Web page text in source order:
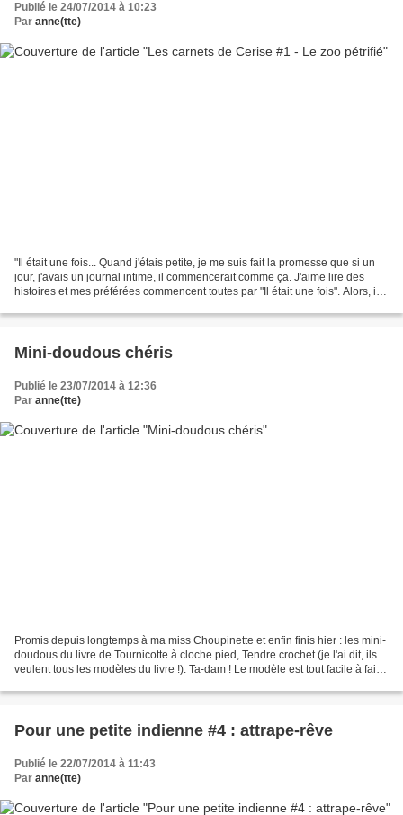
Publié le 24/07/2014 à 10:23
Par anne(tte)
"Il était une fois... Quand j'étais petite, je me suis fait la promesse que si un
jour, j'avais un journal intime, il commencerait comme ça. J'aime lire des
histoires et mes préférées commencent toutes par "Il était une fois". Alors, il
Mini-doudous chéris
Publié le 23/07/2014 à 12:36
Par anne(tte)
Promis depuis longtemps à ma miss Choupinette et enfin finis hier : les mini-
doudous du livre de Tournicotte à cloche pied, Tendre crochet (je l'ai dit, ils
veulent tous les modèles du livre !). Ta-dam ! Le modèle est tout facile à faire,
Pour une petite indienne #4 : attrape-rêve
Publié le 22/07/2014 à 11:43
Par anne(tte)